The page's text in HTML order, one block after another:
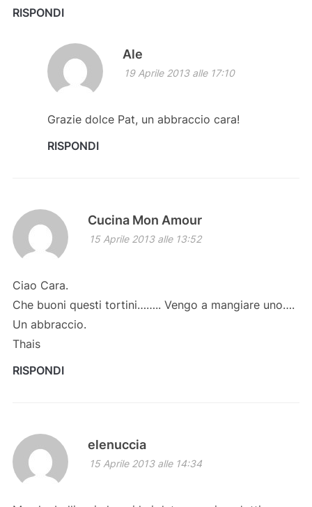
RISPONDI
Ale
19 Aprile 2013 alle 17:10
Grazie dolce Pat, un abbraccio cara!
RISPONDI
Cucina Mon Amour
15 Aprile 2013 alle 13:52
Ciao Cara.
Che buoni questi tortini…….. Vengo a mangiare uno….
Un abbraccio.
Thais
RISPONDI
elenuccia
15 Aprile 2013 alle 14:34